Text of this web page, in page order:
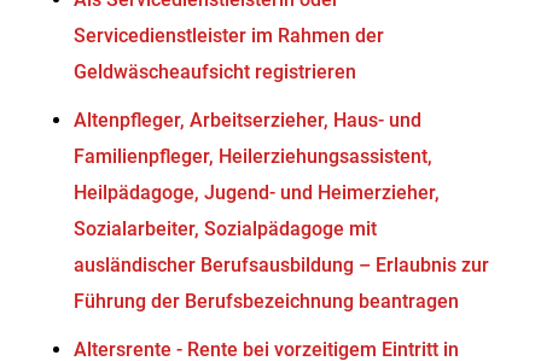
Servicedienstleister im Rahmen der
Geldwäscheaufsicht registrieren
Altenpfleger, Arbeitserzieher, Haus- und
Familienpfleger, Heilerziehungsassistent,
Heilpädagoge, Jugend- und Heimerzieher,
Sozialarbeiter, Sozialpädagoge mit
ausländischer Berufsausbildung – Erlaubnis zur
Führung der Berufsbezeichnung beantragen
Altersrente - Rente bei vorzeitigem Eintritt in